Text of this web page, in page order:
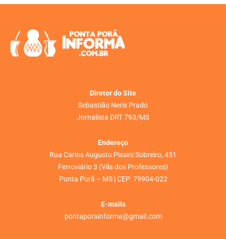
Diretor do Site
Sebastião Neris Prado
Jornalista DRT 793/MS
Endereço
Rua Carlos Augusto Pissini Sobreiro, 451
Ferroviário 3 (Vila dos Professores)
Ponta Porã – MS | CEP: 79904-022
E-mails
pontaporainforma@gmail.com